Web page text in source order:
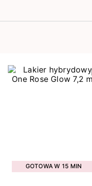
GOTOWA W 15 MIN